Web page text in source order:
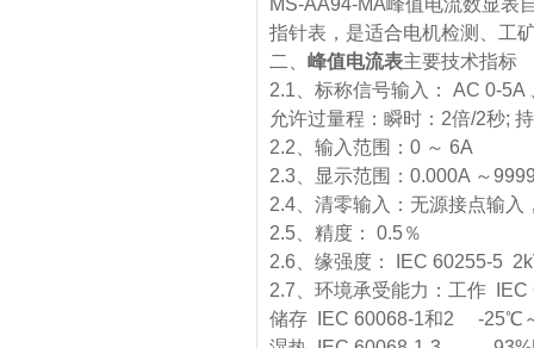
MS-AA94-MA峰值电流数显表
指针表，是适合电机检测、工
二、 峰值电流表主要技术指标
2.1、标称信号输入： AC 0-
允许过量程：瞬时：2倍/2秒;
2.2、输入范围：0 ～ 6A
2.3、显示范围：0.000A ～
2.4、清零输入：无源接点输入
2.5、精度： 0.5％
2.6、缘强度： IEC 60255-5
2.7、环境承受能力：工作
储存 IEC 60068-1和2 -25℃